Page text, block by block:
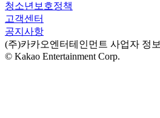
청소년보호정책
고객센터
공지사항
(주)카카오엔터테인먼트 사업자 정보
© Kakao Entertainment Corp.